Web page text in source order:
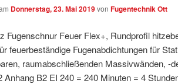
Donnerstag, 23. Mai 2019von Fugentechnik Ott
Fugenschnur Feuer Flex+, Rundprofil
feuerbeständige Fugenabdichtungen für
raumabschließenden Massivwänden, -
Anhang B2 EI 240 = 240 Minuten = 4